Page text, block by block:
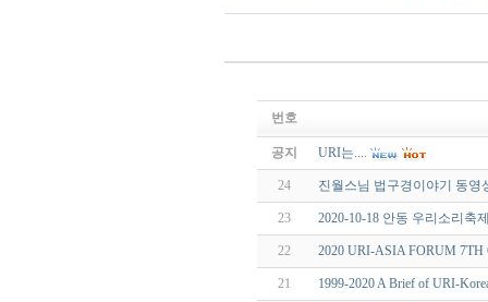
번호
공지 URI는....
24 진월스님 법구경이야기 동
23 2020-10-18 안동 우리소리축
22 2020 URI-ASIA FORUM 7TH
21 1999-2020 A Brief of URI-